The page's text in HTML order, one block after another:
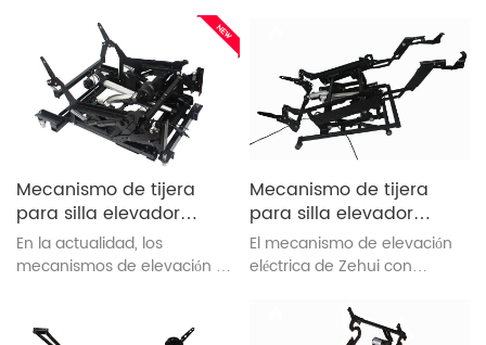
extensible;confiable y
conveniente
Mecanismo de tijera
para silla elevadora
(OEC2-3M)
En la actualidad, los
mecanismos de elevación de
ITALIA, FINLANDIA, etc. Todos
Mecanismo de tijera
para silla elevadora
(ZH8057-Q)
El mecanismo de elevación
eléctrica de Zehui con
negro, dos motores, es
confiable y conveniente.